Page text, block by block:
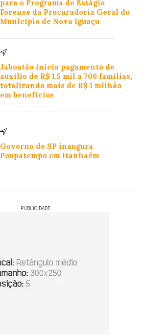
para o Programa de Estágio
Forense da Procuradoria Geral do
Município de Nova Iguaçu
Jaboatão inicia pagamento de
auxílio de R$ 1,5 mil a 706 famílias,
totalizando mais de R$ 1 milhão
em benefícios
Governo de SP inaugura
Poupatempo em Itanhaém
PUBLICIDADE